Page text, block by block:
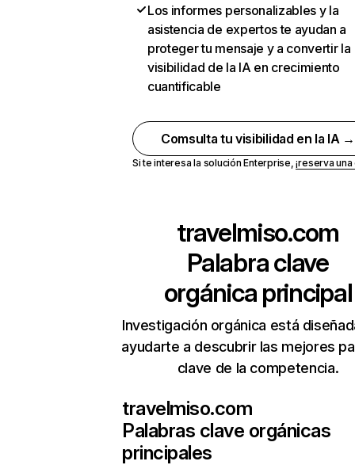
Los informes personalizables y la
asistencia de expertos te ayudan a
proteger tu mensaje y a convertir la
visibilidad de la IA en crecimiento
cuantificable
Comsulta tu visibilidad en la IA →
Si te interesa la solución Enterprise,¡reserva
travelmiso.com
Palabra clave
orgánica principal
Investigación orgánica está
ayudarte a descubrir las mejores
clave de la competencia.
travelmiso.com
Palabras clave orgánicas
principales